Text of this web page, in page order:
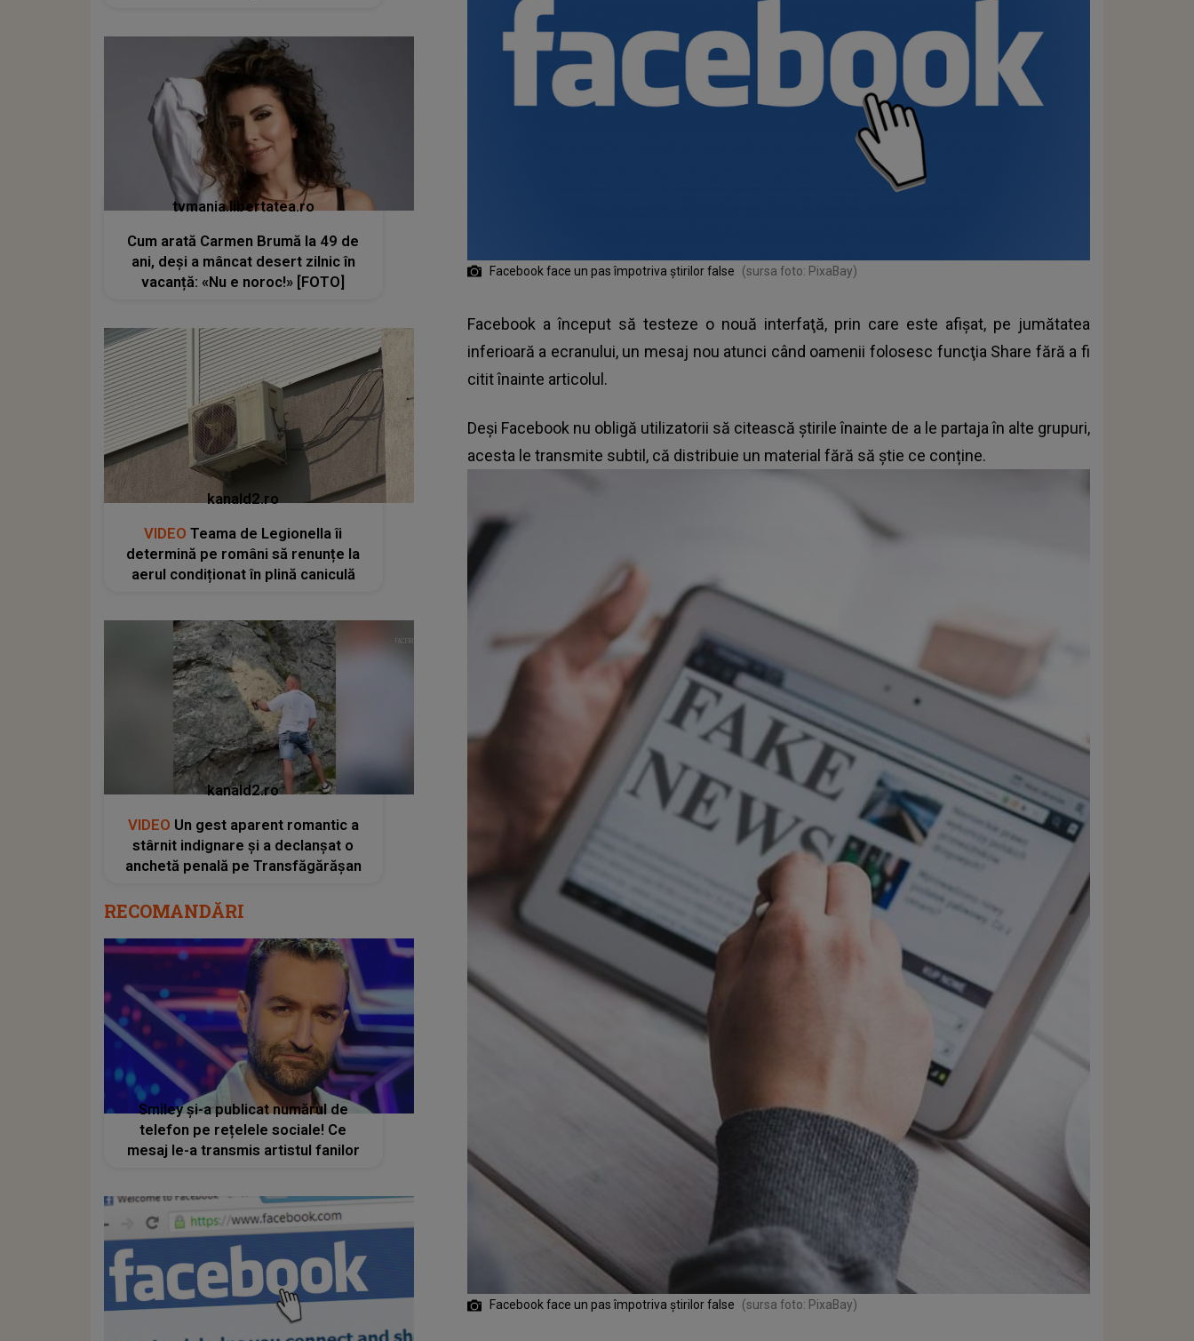
Facebook face un pas împotriva știrilor false (sursa foto: PixaBay)
Facebook a început să testeze o nouă interfaţă, prin care este afişat, pe jumătatea
inferioară a ecranului, un mesaj nou atunci când oamenii folosesc funcţia Share fără a fi
citit înainte articolul.
Deși Facebook nu obligă utilizatorii să citească știrile înainte de a le partaja în alte grupuri,
acesta le transmite subtil, că distribuie un material fără să știe ce conține.
Facebook face un pas împotriva știrilor false (sursa foto: PixaBay)
tvmania.libertatea.ro
Cum arată Carmen Brumă la 49 de
ani, deși a mâncat desert zilnic în
vacanță: «Nu e noroc!» [FOTO]
kanald2.ro
VIDEO Teama de Legionella îi
determină pe români să renunțe la
aerul condiționat în plină caniculă
kanald2.ro
VIDEO Un gest aparent romantic a
stârnit indignare și a declanșat o
anchetă penală pe Transfăgărășan
RECOMANDĂRI
Smiley și-a publicat numărul de
telefon pe rețelele sociale! Ce
mesaj le-a transmis artistul fanilor